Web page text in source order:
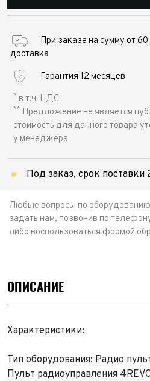
При заказе на сумму от
доставка
Гарантия 12 месяцев
* в т.ч. НДС
** Предложение не является
стоимость для данного товара
у менеджера
Под заказ, срок поставки
Любые вопросы по
задать нам, позвонив по
либо воспользоваться формой
ОПИСАНИЕ
Характеристики:
Тип оборудования: Радио
Пульт радиоуправления